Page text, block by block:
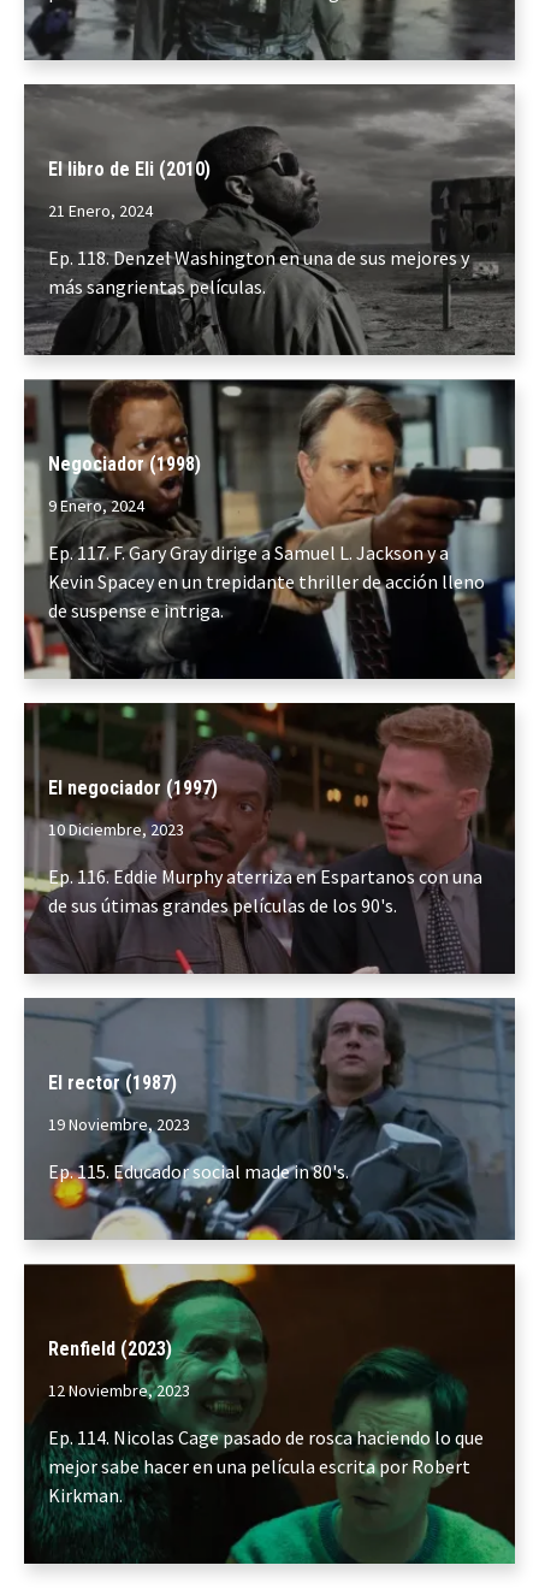
El libro de Eli (2010)
21 Enero, 2024
Ep. 118. Denzel Washington en una de sus mejores y
más sangrientas películas.
Negociador (1998)
9 Enero, 2024
Ep. 117. F. Gary Gray dirige a Samuel L. Jackson y a
Kevin Spacey en un trepidante thriller de acción lleno
de suspense e intriga.
El negociador (1997)
10 Diciembre, 2023
Ep. 116. Eddie Murphy aterriza en Espartanos con una
de sus útimas grandes películas de los 90's.
El rector (1987)
19 Noviembre, 2023
Ep. 115. Educador social made in 80's.
Renfield (2023)
12 Noviembre, 2023
Ep. 114. Nicolas Cage pasado de rosca haciendo lo que
mejor sabe hacer en una película escrita por Robert
Kirkman.